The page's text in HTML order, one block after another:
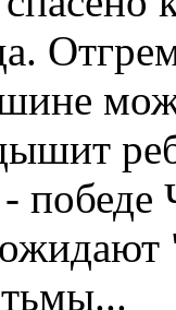
победе